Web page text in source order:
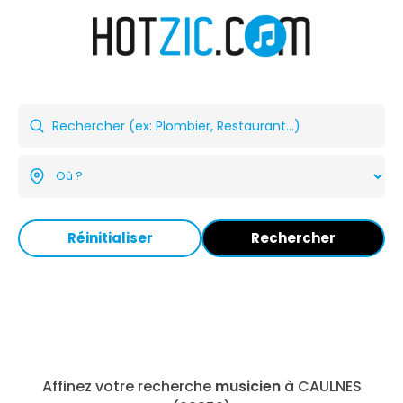
Réinitialiser Rechercher
Affinez votre recherche musicienà CAULNES